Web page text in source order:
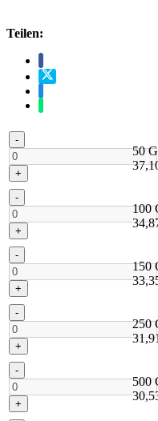
Teilen:
-
+
50
-
+
100
-
+
150
-
+
250
-
+
500